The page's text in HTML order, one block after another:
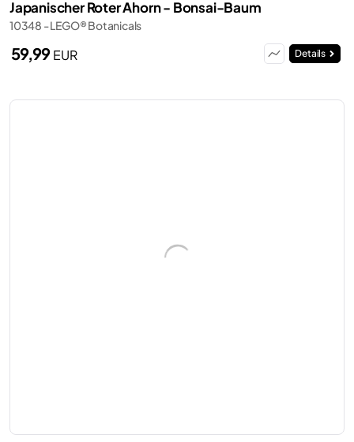
Japanischer Roter Ahorn - Bonsai-Baum
10348 - LEGO® Botanicals
59,99EUR Details